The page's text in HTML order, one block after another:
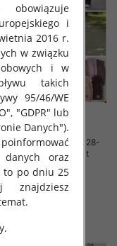
dziewczęce Roz 128-
1 kolor Paczka 7 szt
33.00 zł
szczegóły
i
2016 r.
w związku
i w
takich
95/46/WE
"GDPR" lub
Danych").
oraz
to po dniu 25